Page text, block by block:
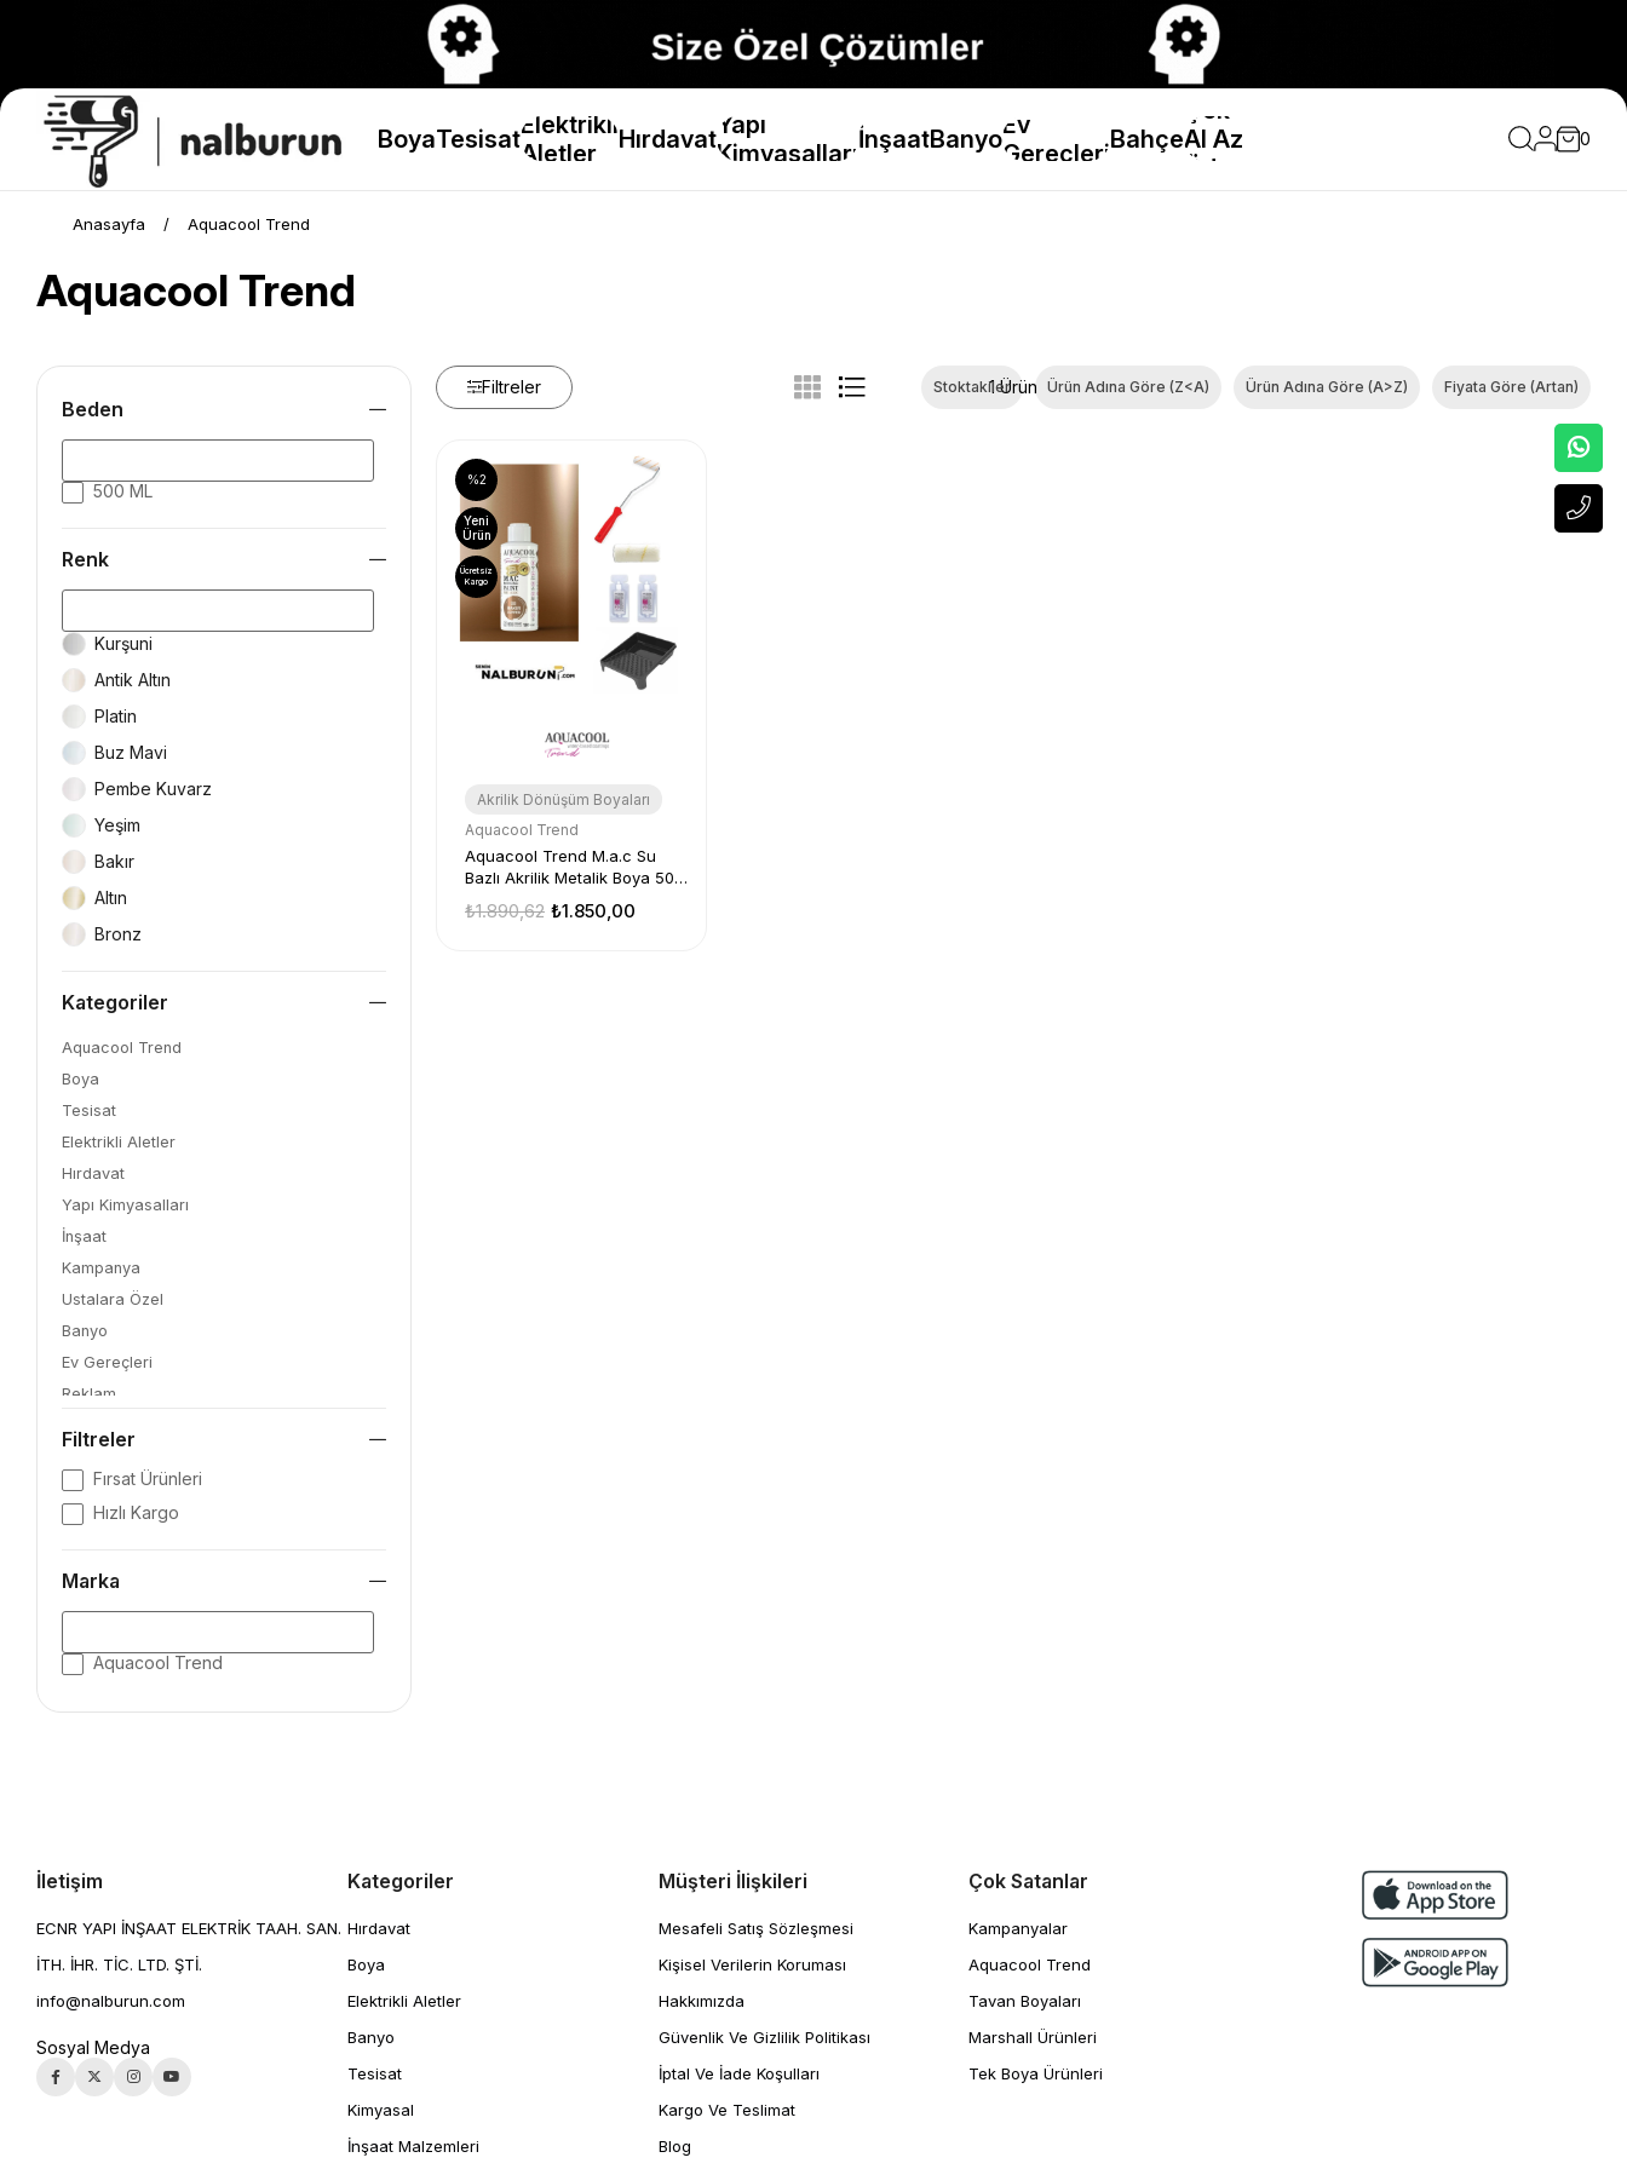
BoyaTesisatElektrikli
Aletler
HırdavatYapı
KimyasallarıİnşaatBanyoEv
GereçleriBahçe
Çok
Al Az
Öde
0
Anasayfa Aquacool Trend
Aquacool Trend
Beden
500 ML
Renk
Kurşuni
Antik Altın
Platin
Buz Mavi
Pembe Kuvarz
Yeşim
Bakır
Altın
Bronz
Kategoriler
Aquacool Trend
Boya
Tesisat
Elektrikli Aletler
Hırdavat
Yapı Kimyasalları
İnşaat
Kampanya
Ustalara Özel
Banyo
Ev Gereçleri
Reklam
Hazır Boyalar
tyson ve kupa
aquacool hobi
marshall kategori
Hobi Yan Malzemeler
kampanyalıboyalar
Filtreler
Fırsat Ürünleri
Hızlı Kargo
Marka
Aquacool Trend
Fiyata Göre (Artan)
Ürün Adına Göre (A>Z)
Ürün Adına Göre (Z<A)
Stoktakiler1 Ürün
Filtreler
Akrilik Dönüşüm Boyaları
Aquacool Trend
Aquacool Trend M.a.c Su
Bazlı Akrilik Metalik Boya 500
Katalizör + Boyacı Tavası
₺1.850,00
₺1.890,62
%2
Yeni
Ürün
Ücretsiz
Kargo
İletişim
ECNR YAPI İNŞAAT ELEKTRİK TAAH. SAN.
İTH. İHR. TİC. LTD. ŞTİ.
info@nalburun.com
Sosyal Medya
Kategoriler
Hırdavat
Boya
Elektrikli Aletler
Banyo
Tesisat
Kimyasal
İnşaat Malzemleri
Müşteri İlişkileri
Mesafeli Satış Sözleşmesi
Kişisel Verilerin Koruması
Hakkımızda
Güvenlik Ve Gizlilik Politikası
İptal Ve İade Koşulları
Kargo Ve Teslimat
Blog
Çok Satanlar
Kampanyalar
Aquacool Trend
Tavan Boyaları
Marshall Ürünleri
Tek Boya Ürünleri